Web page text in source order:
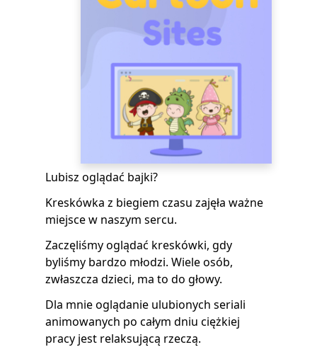
Lubisz oglądać bajki?
Kreskówka z biegiem czasu zajęła ważne
miejsce w naszym sercu.
Zaczęliśmy oglądać kreskówki, gdy
byliśmy bardzo młodzi. Wiele osób,
zwłaszcza dzieci, ma to do głowy.
Dla mnie oglądanie ulubionych seriali
animowanych po całym dniu ciężkiej
pracy jest relaksującą rzeczą.